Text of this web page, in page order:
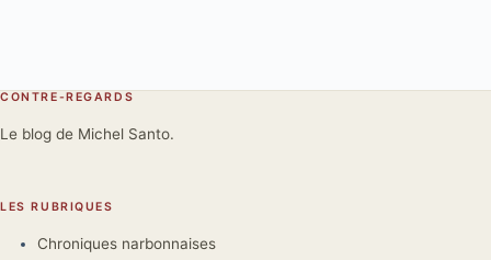
CONTRE-REGARDS
Le blog de Michel Santo.
LES RUBRIQUES
Chroniques narbonnaises